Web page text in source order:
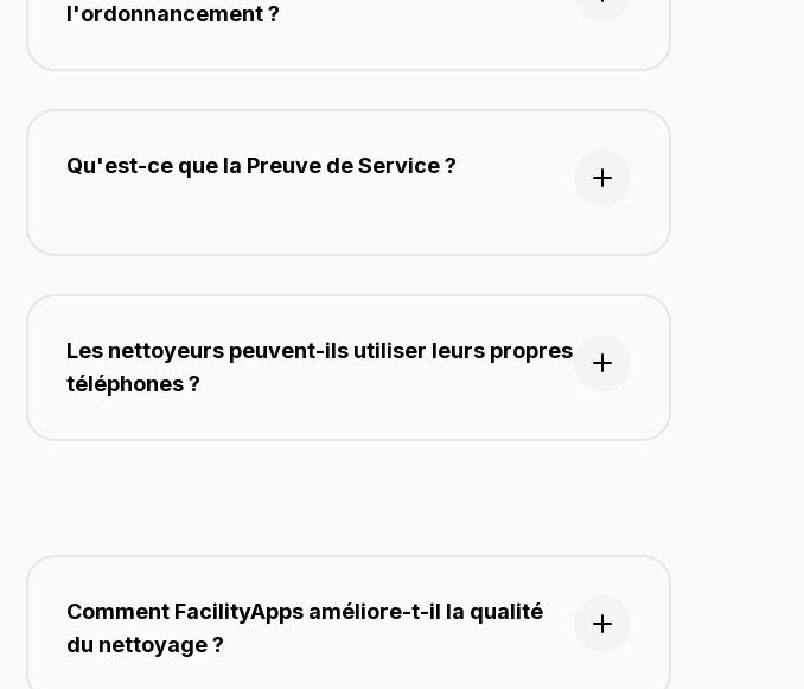
l'ordonnancement ?
Qu'est-ce que la Preuve de Service ?
Les nettoyeurs peuvent-ils utiliser leurs propres
téléphones ?
Comment FacilityApps améliore-t-il la qualité
du nettoyage ?